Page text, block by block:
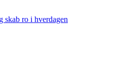
skab ro i hverdagen